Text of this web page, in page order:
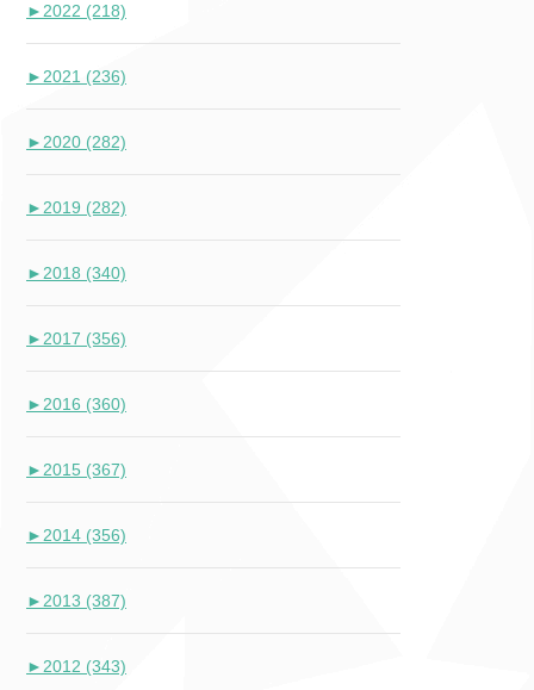
► 2022 (218)
► 2021 (236)
► 2020 (282)
► 2019 (282)
► 2018 (340)
► 2017 (356)
► 2016 (360)
► 2015 (367)
► 2014 (356)
► 2013 (387)
► 2012 (343)